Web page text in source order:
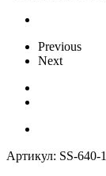
Previous
Next
Артикул: SS-